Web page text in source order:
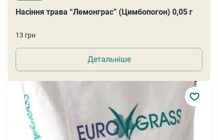
Насіння трава “Лемонграс” (Цимбопогон) 0,05 г
13 грн
Детальніше